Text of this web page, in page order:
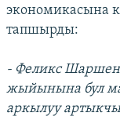
экономикасына
тапшырды:
- Феликс
жыйынына бул
аркылуу